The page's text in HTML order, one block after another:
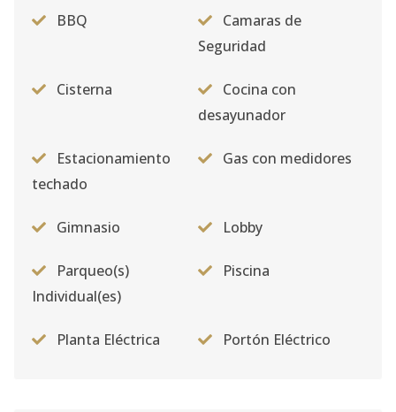
BBQ
Camaras de
Seguridad
Cisterna
Cocina con
desayunador
Estacionamiento
techado
Gas con medidores
Gimnasio Lobby
Parqueo(s)
Individual(es)
Piscina
Planta Eléctrica Portón Eléctrico